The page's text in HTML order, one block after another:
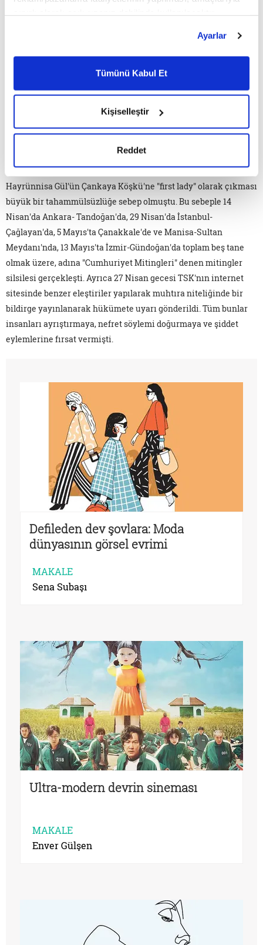
belirleyebilirsiniz. Çerezlere ilişkin detaylı bilgi için
Ayarlar butonuna tıklayabilir,Çerez Bilgilendirme
Metnimizi ziyaret edebilirsiniz.
hazırlanmış olan İnternet Sitesi Aydınlatma Metnimizi
okumak ve sitemizi ziyaretiniz kapsamında
gerçekleştirilen veri işleme faaliyetleri ile ilgili daha
Ayarlar
Tümünü Kabul Et
Kişiselleştir
Reddet
Başörtüsünün politikayla kemikleştiği en ciddi dönem Ak Parti
hükümeti ve eşleri başörtülü milletvekilleri döneminde oldu.
Hayrünnisa Gül'ün Çankaya Köşkü'ne "first lady" olarak çıkması
büyük bir tahammülsüzlüğe sebep olmuştu. Bu sebeple 14
Nisan'da Ankara- Tandoğan'da, 29 Nisan'da İstanbul-
Çağlayan'da, 5 Mayıs'ta Çanakkale'de ve Manisa-Sultan
Meydanı'nda, 13 Mayıs'ta İzmir-Gündoğan'da toplam beş tane
olmak üzere, adına "Cumhuriyet Mitingleri" denen mitingler
silsilesi gerçekleşti. Ayrıca 27 Nisan gecesi TSK'nın internet
sitesinde benzer eleştiriler yapılarak muhtıra niteliğinde bir
bildirge yayınlanarak hükümete uyarı gönderildi. Tüm bunlar
insanları ayrıştırmaya, nefret söylemi doğurmaya ve şiddet
eylemlerine fırsat vermişti.
Defileden dev şovlara: Moda
dünyasının görsel evrimi
MAKALE
Sena Subaşı
Ultra-modern devrin sineması
MAKALE
Enver Gülşen